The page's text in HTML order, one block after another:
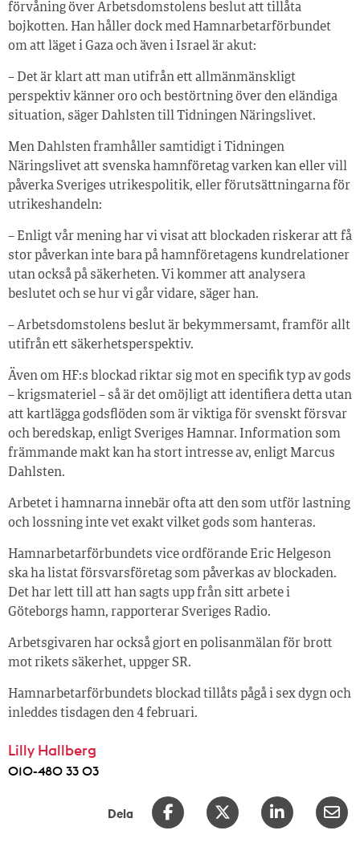
förvåning över Arbetsdomstolens beslut att tillåta
bojkotten. Han håller dock med Hamnarbetarförbundet
om att läget i Gaza och även i Israel är akut:
– Det är klart att man utifrån ett allmänmänskligt
perspektiv känner oro och bestörtning över den eländiga
situation, säger Dahlsten till Tidningen Näringslivet.
Men Dahlsten framhåller samtidigt i Tidningen
Näringslivet att svenska hamnföretag varken kan eller vill
påverka Sveriges utrikespolitik, eller förutsättningarna för
utrikeshandeln:
– Enligt vår mening har vi visat att blockaden riskerar att få
stor påverkan inte bara på hamnföretagens kundrelationer
utan också på säkerheten. Vi kommer att analysera
beslutet och se hur vi går vidare, säger han.
– Arbetsdomstolens beslut är bekymmersamt, framför allt
utifrån ett säkerhetsperspektiv.
Även om HF:s blockad riktar sig mot en specifik typ av gods
– krigsmateriel – så är det omöjligt att identifiera detta utan
att kartlägga godsflöden som är viktiga för svenskt försvar
och beredskap, enligt Sveriges Hamnar. Information som
främmande makt kan ha stort intresse av, enligt Marcus
Dahlsten.
Arbetet i hamnarna innebär ofta att den som utför lastning
och lossning inte vet exakt vilket gods som hanteras.
Hamnarbetarförbundets vice ordförande Eric Helgeson
ska ha listat försvarsföretag som påverkas av blockaden.
Det har lett till att han sagts upp från sitt arbete i
Göteborgs hamn, rapporterar Sveriges Radio.
Arbetsgivaren har också gjort en polisanmälan för brott
mot rikets säkerhet, uppger SR.
Hamnarbetarförbundets blockad tillåts pågå i sex dygn och
inleddes tisdagen den 4 februari.
Lilly Hallberg
010-480 33 03
Dela